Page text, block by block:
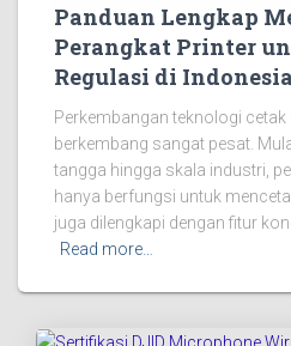
Panduan Lengkap
Perangkat Printer
Regulasi di Indonesia
Perkembangan teknologi
berkembang sangat pesat.
tangga hingga skala industri,
hanya berfungsi untuk
juga dilengkapi dengan fitur
Read more…